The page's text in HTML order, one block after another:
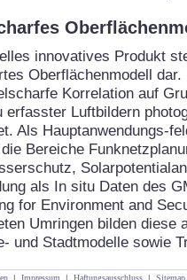
innovatives Produkt
Oberflächenmodell
Korrelation auf
erfasster Luftbildern
Als Hauptanwendungs-
Bereiche
als In situ Daten des
for Environment and
Umringen bilden diese
und Stadtmodelle sowie
| Impressum | Haftungsausschluss | Sitemap